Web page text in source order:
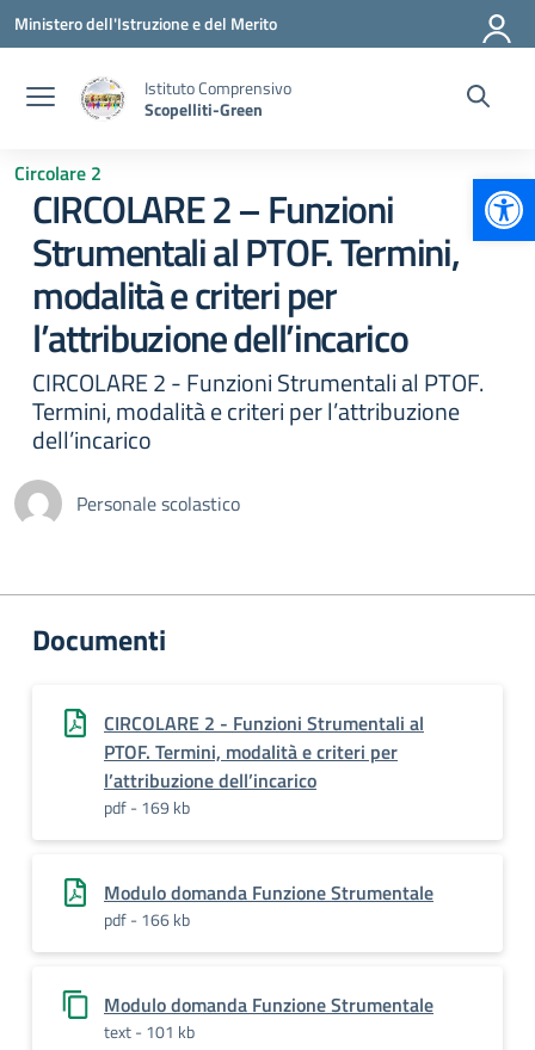
Vai ai contenuti
Vai al menu di navigazione
Vai al footer
Ministero dell'Istruzione e del Merito
Istituto Comprensivo
Scopelliti-Green
Circolare 2
CIRCOLARE 2 – Funzioni
Strumentali al PTOF. Termini,
modalità e criteri per
l’attribuzione dell’incarico
CIRCOLARE 2 - Funzioni Strumentali al PTOF.
Termini, modalità e criteri per l’attribuzione
dell’incarico
Personale scolastico
Documenti
CIRCOLARE 2 - Funzioni Strumentali al
PTOF. Termini, modalità e criteri per
l’attribuzione dell’incarico
pdf - 169 kb
Modulo domanda Funzione Strumentale
pdf - 166 kb
Modulo domanda Funzione Strumentale
text - 101 kb